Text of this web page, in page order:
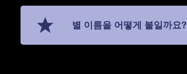
별 이름을 어떻게 붙일까요?